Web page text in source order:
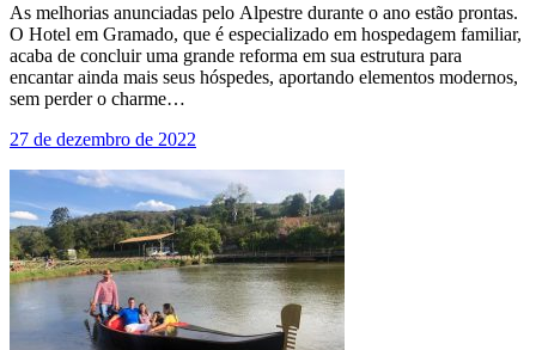
As melhorias anunciadas pelo Alpestre durante o ano estão prontas.
O Hotel em Gramado, que é especializado em hospedagem familiar,
acaba de concluir uma grande reforma em sua estrutura para
encantar ainda mais seus hóspedes, aportando elementos modernos,
sem perder o charme…
27 de dezembro de 2022